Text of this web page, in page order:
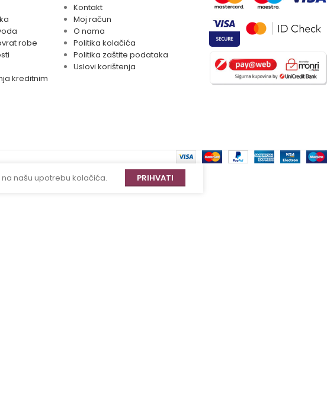
robe
kreditnim
Kontakt
Moj račun
O nama
Politika kolačića
Politika zaštite podataka
Uslovi korištenja
našu upotrebu kolačića.
PRIHVATI